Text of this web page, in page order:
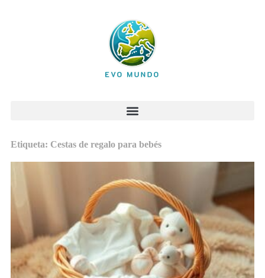
Etiqueta: Cestas de regalo para bebés